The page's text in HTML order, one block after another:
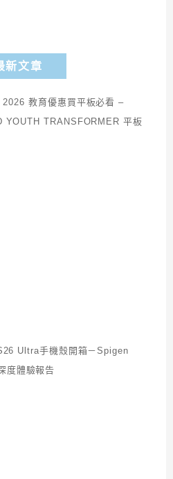
新文章
教育優惠買平板必看 –
YOUTH TRANSFORMER 平板
Ultra手機殼開箱－Spigen
度體驗報告